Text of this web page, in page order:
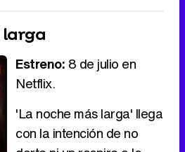
larga
Estreno: 8 de julio en
Netflix.
'La noche más larga' llega
con la intención de no